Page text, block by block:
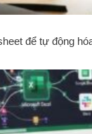
để tự động